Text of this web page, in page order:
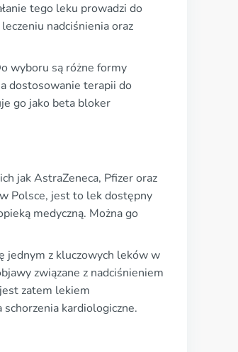
tego leku prowadzi do
nadciśnienia oraz
wyboru są różne formy
dostosowanie terapii do
go jako beta bloker
jak AstraZeneca, Pfizer oraz
Polsce, jest to lek dostępny
medyczną. Można go
jednym z kluczowych leków w
związane z nadciśnieniem
zatem lekiem
kardiologiczne.